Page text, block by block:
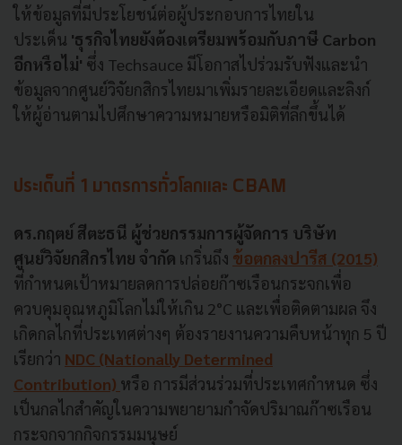
ให้ข้อมูลที่มีประโยชน์ต่อผู้ประกอบการไทยใน
ประเด็น 'ธุรกิจไทยยังต้องเตรียมพร้อมกับภาษี Carbon
อีกหรือไม่' ซึ่ง Techsauce มีโอกาสไปร่วมรับฟังและนำ
ข้อมูลจากศูนย์วิจัยกสิกรไทยมาเพิ่มรายละเอียดและลิงก์
ให้ผู้อ่านตามไปศึกษาความหมายหรือมิติที่ลึกขึ้นได้
ประเด็นที่ 1 มาตรการทั่วโลกและ CBAM
ดร.กฤตย์ สีตะธนี ผู้ช่วยกรรมการผู้จัดการ บริษัท
ศูนย์วิจัยกสิกรไทย จำกัด เกริ่นถึง ข้อตกลงปารีส (2015)
ที่กำหนดเป้าหมายลดการปล่อยก๊าซเรือนกระจกเพื่อ
ควบคุมอุณหภูมิโลกไม่ให้เกิน 2°C และเพื่อติดตามผล จึง
เกิดกลไกที่ประเทศต่างๆ ต้องรายงานความคืบหน้าทุก 5 ปี
เรียกว่า NDC (Nationally Determined
Contribution) หรือ การมีส่วนร่วมที่ประเทศกำหนด ซึ่ง
เป็นกลไกสำคัญในความพยายามกำจัดปริมาณก๊าซเรือน
กระจกจากกิจกรรมมนุษย์